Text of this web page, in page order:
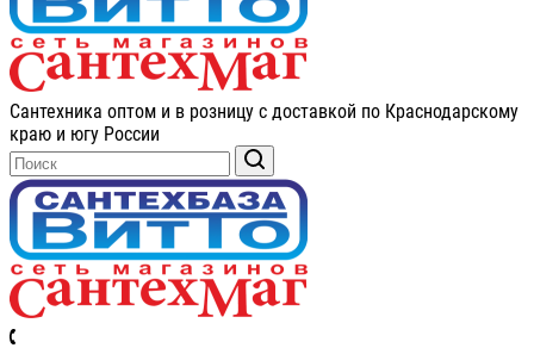
Сантехника оптом и в розницу с доставкой по Краснодарскому
краю и югу России